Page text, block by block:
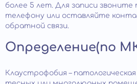
более 5 лет. Для записи звоните
телефону или оставляйте
обратной связи.
Определение(по
Клаустрофобия –